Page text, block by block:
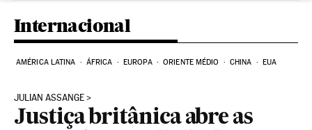
Internacional
AMÉRICA LATINA ÁFRICA EUROPA ORIENTE MÉDIO CHINA EUA
JULIAN ASSANGE
Justiça britânica abre as